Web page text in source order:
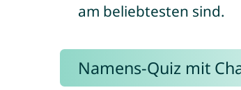
am beliebtesten sind.
Namens-Quiz mit